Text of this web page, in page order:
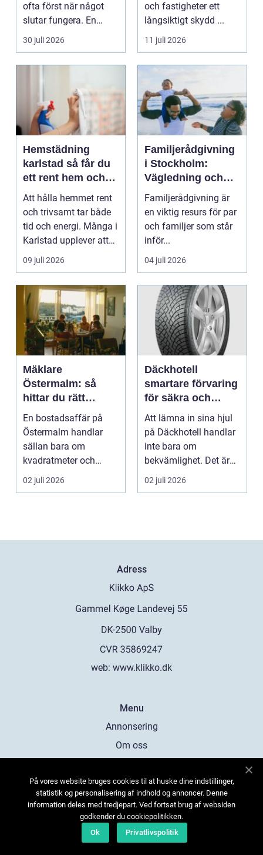
ofta först när något
slutar fungera. En
läckande slan...
30 juli 2026
och fastigheter ett
långsiktigt skydd ...
11 juli 2026
Hemstädning
karlstad så får du
ett rent hem och
mer tid över
Att hålla hemmet rent
och trivsamt tar både
tid och energi. Många i
Karlstad upplever att
städningen...
09 juli 2026
Familjerådgivning
i Stockholm:
Vägledning och
stöd för relationer
i kris
Familjerådgivning är
en viktig resurs för par
och familjer som står
inför...
04 juli 2026
Mäklare
Östermalm: så
hittar du rätt
partner för din
bostadsaffär
En bostadsaffär på
Östermalm handlar
sällan bara om
kvadratmeter och
adress. Om...
02 juli 2026
Däckhotell
smartare förvaring
för säkra och
hållbara däck
Att lämna in sina hjul
på Däckhotell handlar
inte bara om
bekvämlighet. Det är
också en fråga om
säk...
02 juli 2026
Adress
web: www.klikko.dk
Menu
Annonsering
Om oss
Kontakta oss
Sitemap
På vores website bruges cookies til at huske dine indstillinger,
statistik og personalisering af indhold og annoncer. Denne
information deles med tredjepart. Ved fortsat brug af websiden
godkender du cookiepolitikken.
Ok
Privatlivspolitik